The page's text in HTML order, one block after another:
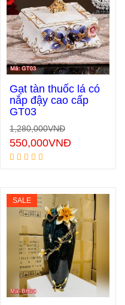
Gạt tàn thuốc lá có
nắp đậy cao cấp
GT03
1,280,000VNĐ
550,000VNĐ
SALE